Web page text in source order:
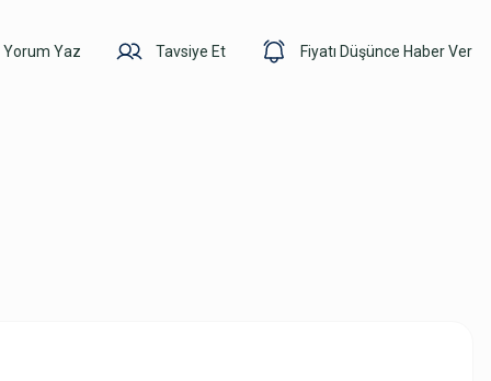
Yorum Yaz Tavsiye Et Fiyatı Düşünce Haber Ver